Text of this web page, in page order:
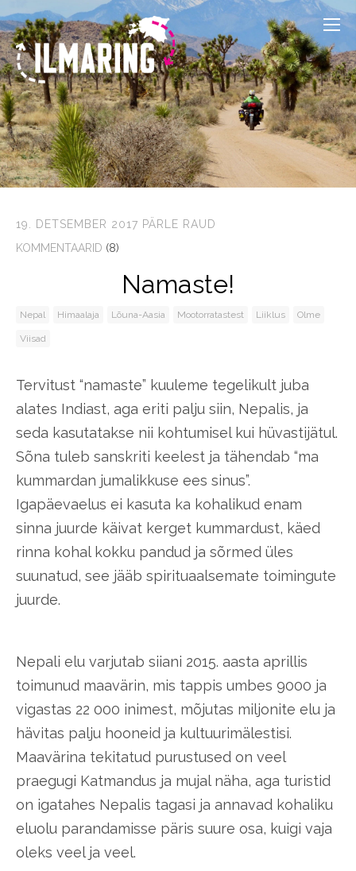
19. DETSEMBER 2017 PÄRLE RAUD
KOMMENTAARID (8)
Namaste!
Nepal Himaalaja Lõuna-Aasia Mootorratastest Liiklus Olme
Viisad
Tervitust “namaste” kuuleme tegelikult juba
alates Indiast, aga eriti palju siin, Nepalis, ja
seda kasutatakse nii kohtumisel kui hüvastijätul.
Sõna tuleb sanskriti keelest ja tähendab “ma
kummardan jumalikkuse ees sinus”.
Igapäevaelus ei kasuta ka kohalikud enam
sinna juurde käivat kerget kummardust, käed
rinna kohal kokku pandud ja sõrmed üles
suunatud, see jääb spirituaalsemate toimingute
juurde.
Nepali elu varjutab siiani 2015. aasta aprillis
toimunud maavärin, mis tappis umbes 9000 ja
vigastas 22 000 inimest, mõjutas miljonite elu ja
hävitas palju hooneid ja kultuurimälestisi.
Maavärina tekitatud purustused on veel
praegugi Katmandus ja mujal näha, aga turistid
on igatahes Nepalis tagasi ja annavad kohaliku
eluolu parandamisse päris suure osa, kuigi vaja
oleks veel ja veel.